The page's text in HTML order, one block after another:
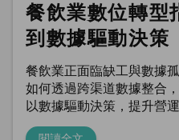
餐飲業數位轉型
到數據驅動決策
餐飲業正面臨缺工與數據
如何透過跨渠道數據整合
以數據驅動決策，提升營